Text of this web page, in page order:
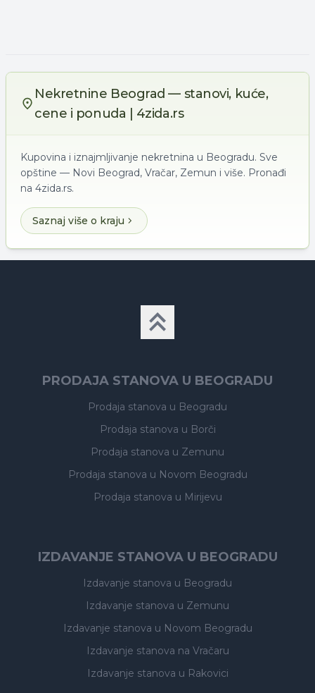
Nekretnine Beograd — stanovi, kuće,
cene i ponuda | 4zida.rs
Kupovina i iznajmljivanje nekretnina u Beogradu. Sve
opštine — Novi Beograd, Vračar, Zemun i više. Pronađi
na 4zida.rs.
Saznaj više o kraju
PRODAJA STANOVA U BEOGRADU
Prodaja stanova u Beogradu
Prodaja stanova u Borči
Prodaja stanova u Zemunu
Prodaja stanova u Novom Beogradu
Prodaja stanova u Mirijevu
IZDAVANJE STANOVA U BEOGRADU
Izdavanje stanova u Beogradu
Izdavanje stanova u Zemunu
Izdavanje stanova u Novom Beogradu
Izdavanje stanova na Vračaru
Izdavanje stanova u Rakovici